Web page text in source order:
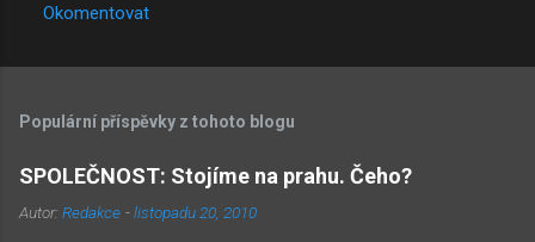
Okomentovat
Populární příspěvky z tohoto blogu
SPOLEČNOST: Stojíme na prahu. Čeho?
Autor: Redakce -listopadu 20, 2010